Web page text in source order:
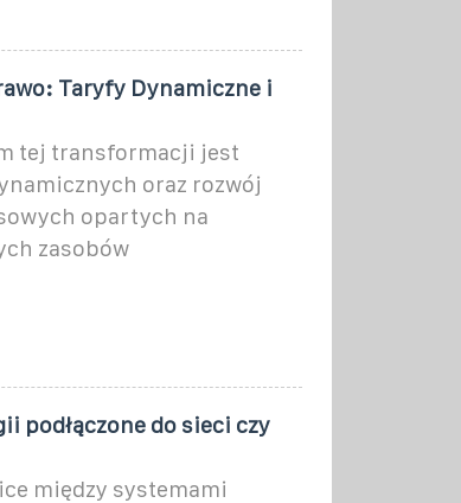
Taryfy Dynamiczne i
tej transformacji jest
oraz rozwój
opartych na
zasobów
podłączone do sieci czy
między systemami